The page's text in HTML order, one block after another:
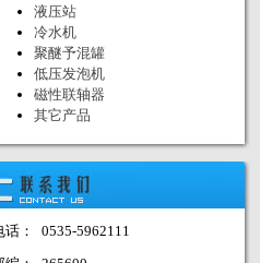
液压站
冷水机
聚醚予混罐
低压发泡机
磁性联轴器
其它产品
话：
0535-5962111